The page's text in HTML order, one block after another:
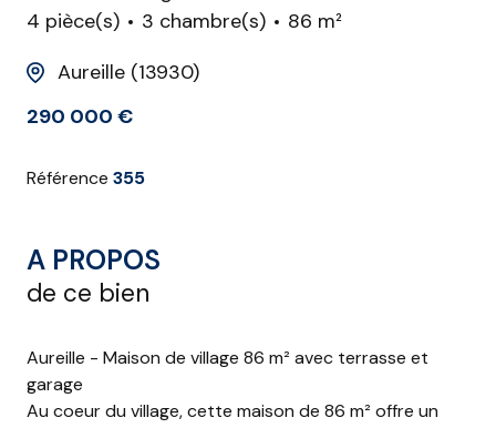
4 pièce(s)
3 chambre(s)
86 m²
Aureille (13930)
290 000 €
Référence 355
A PROPOS
de ce bien
Aureille - Maison de village 86 m² avec terrasse et
garage
Au coeur du village, cette maison de 86 m² offre un